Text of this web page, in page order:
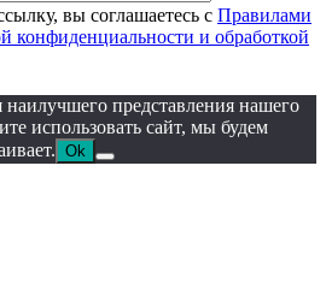
вы соглашаетесь с Правилами
конфиденциальности и обработкой
представления нашего
использовать сайт, мы будем
Ok